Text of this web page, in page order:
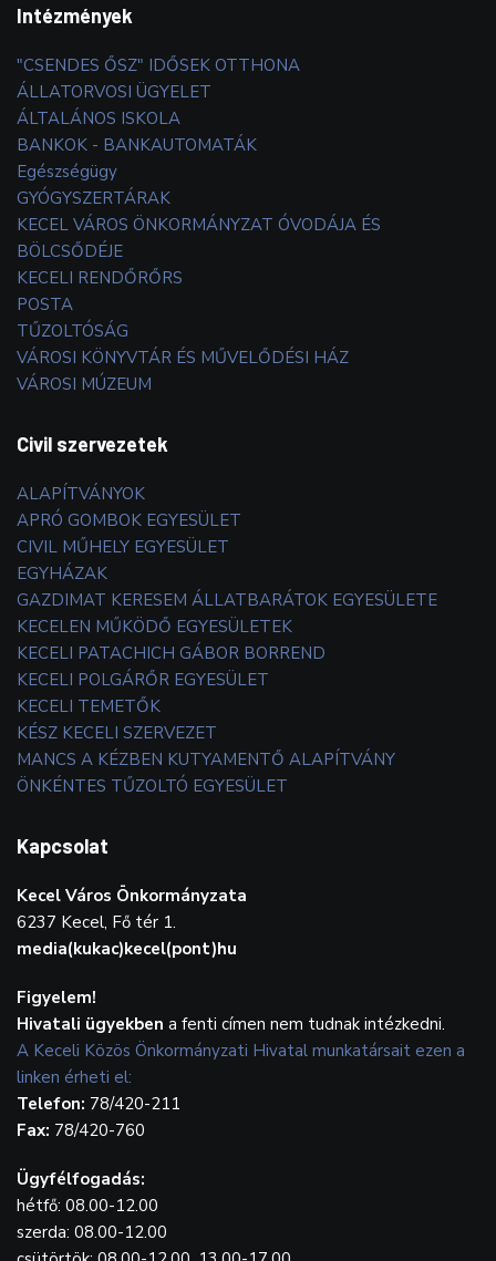
Intézmények
"CSENDES ŐSZ" IDŐSEK OTTHONA
ÁLLATORVOSI ÜGYELET
ÁLTALÁNOS ISKOLA
BANKOK - BANKAUTOMATÁK
Egészségügy
GYÓGYSZERTÁRAK
KECEL VÁROS ÖNKORMÁNYZAT ÓVODÁJA ÉS
BÖLCSŐDÉJE
KECELI RENDŐRŐRS
POSTA
TŰZOLTÓSÁG
VÁROSI KÖNYVTÁR ÉS MŰVELŐDÉSI HÁZ
VÁROSI MÚZEUM
Civil szervezetek
ALAPÍTVÁNYOK
APRÓ GOMBOK EGYESÜLET
CIVIL MŰHELY EGYESÜLET
EGYHÁZAK
GAZDIMAT KERESEM ÁLLATBARÁTOK EGYESÜLETE
KECELEN MŰKÖDŐ EGYESÜLETEK
KECELI PATACHICH GÁBOR BORREND
KECELI POLGÁRŐR EGYESÜLET
KECELI TEMETŐK
KÉSZ KECELI SZERVEZET
MANCS A KÉZBEN KUTYAMENTŐ ALAPÍTVÁNY
ÖNKÉNTES TŰZOLTÓ EGYESÜLET
Kapcsolat
Kecel Város Önkormányzata
6237 Kecel, Fő tér 1.
media(kukac)kecel(pont)hu
Figyelem!
Hivatali ügyekben a fenti címen nem tudnak intézkedni.
A Keceli Közös Önkormányzati Hivatal munkatársait ezen a
linken érheti el:
Telefon: 78/420-211
Fax: 78/420-760
Ügyfélfogadás:
hétfő: 08.00-12.00
szerda: 08.00-12.00